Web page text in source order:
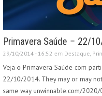
Primavera Saúde – 22/
29/10/2014 - 16:52 em Destaque,
Veja o Primavera Saúde com
22/10/2014. They may or may
same way unwinnable.com/